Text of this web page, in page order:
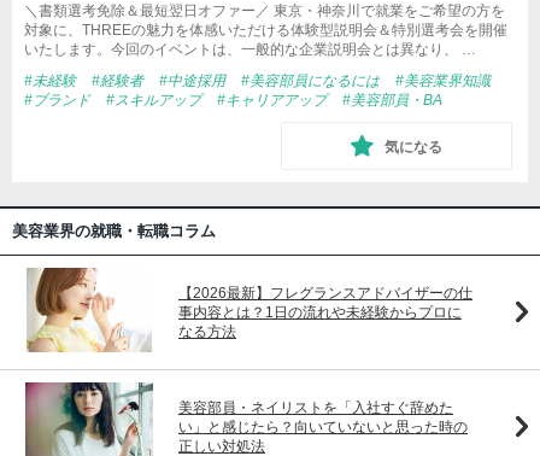
＼書類選考免除＆最短翌日オファー／ 東京・神奈川で就業をご希望の方を
対象に、THREEの魅力を体感いただける体験型説明会＆特別選考会を開催
いたします。今回のイベントは、一般的な企業説明会とは異なり、 …
#未経験
#経験者 #中途採用 #美容部員になるには
#美容業界知識
#ブランド
#スキルアップ #キャリアアップ #美容部員・BA
気になる
美容業界の就職・転職コラム
【2026最新】フレグランスアドバイザーの仕
事内容とは？1日の流れや未経験からプロに
なる方法
美容部員・ネイリストを「入社すぐ辞めた
い」と感じたら？向いていないと思った時の
正しい対処法